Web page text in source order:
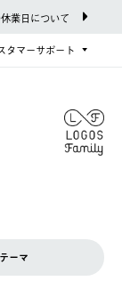
業日について
タマーサポート
テーマ